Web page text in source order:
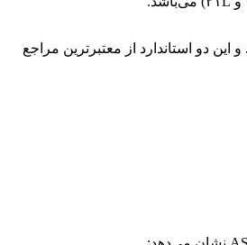
دو استاندارد از معتبرترین مراجع